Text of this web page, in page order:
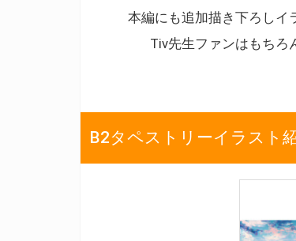
本編にも追加描き下ろしイ
Tiv先生ファンはもちろ
B2タペストリーイラスト